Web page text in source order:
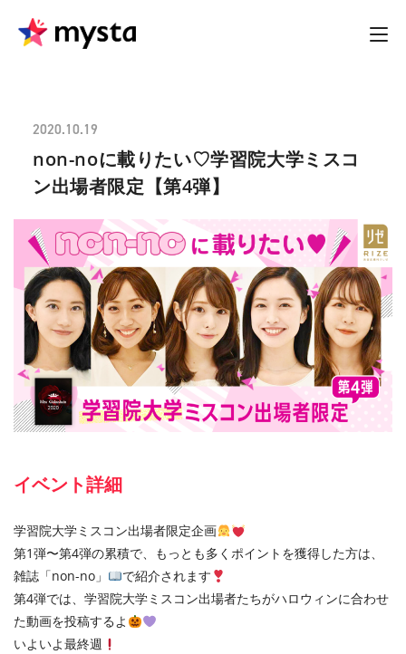
2020.10.19
non-noに載りたい♡学習院大学ミスコ
ン出場者限定【第4弾】
イベント詳細
学習院大学ミスコン出場者限定企画
第1弾〜第4弾の累積で、もっとも多くポイントを獲得した⽅は、
雑誌「non-no」
で紹介されます
第4弾では、学習院大学ミスコン出場者たちがハロウィンに合わせ
た動画を投稿するよ
いよいよ最終週